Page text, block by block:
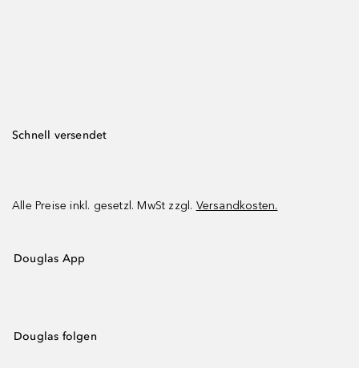
Schnell versendet
Alle Preise inkl. gesetzl. MwSt zzgl. Versandkosten.
Douglas App
Douglas folgen